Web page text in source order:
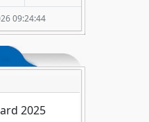
09:24:44
2025